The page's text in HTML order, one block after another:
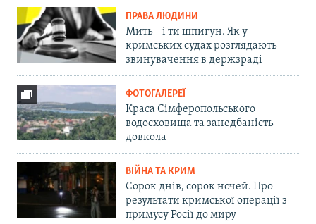
ПРАВА ЛЮДИНИ
Мить – і ти шпигун. Як у
кримських судах розглядають
звинувачення в держзраді
ФОТОГАЛЕРЕЇ
Краса Сімферопольського
водосховища та занедбаність
довкола
ВІЙНА ТА КРИМ
Сорок днів, сорок ночей. Про
результати кримської операції з
примусу Росії до миру